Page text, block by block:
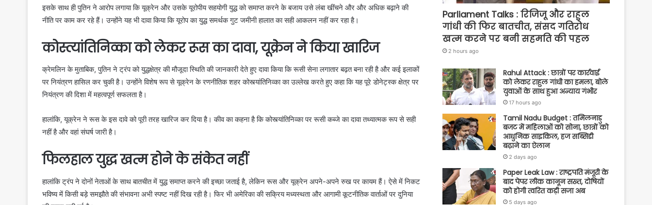
इसके साथ ही पुतिन ने आरोप लगाया कि यूक्रेन और उसके यूरोपीय सहयोगी युद्ध को समाप्त करने के बजाय उसे लंबा खींचने और और अधिक बढ़ाने की
नीति पर काम कर रहे हैं। उन्होंने यह भी दावा किया कि यूरोप का युद्ध समर्थक गुट जमीनी हालात का सही आकलन नहीं कर रहा है।
कोस्त्यांतिनिव्का को लेकर रूस का दावा, यूक्रेन ने किया खारिज
क्रेमलिन के मुताबिक, पुतिन ने ट्रंप को युद्धक्षेत्र की मौजूदा स्थिति की जानकारी देते हुए दावा किया कि रूसी सेना लगातार बढ़त बना रही है और कई इलाकों
पर नियंत्रण हासिल कर चुकी है। उन्होंने विशेष रूप से यूक्रेन के रणनीतिक शहर कोस्त्यांतिनिव्का का उल्लेख करते हुए कहा कि यह पूरे डोनेट्स्क क्षेत्र पर
नियंत्रण की दिशा में महत्वपूर्ण सफलता है।
हालांकि, यूक्रेन ने रूस के इस दावे को पूरी तरह खारिज कर दिया है। कीव का कहना है कि कोस्त्यांतिनिव्का पर रूसी कब्जे का दावा तथ्यात्मक रूप से सही
नहीं है और वहां संघर्ष जारी है।
फिलहाल युद्ध खत्म होने के संकेत नहीं
हालांकि ट्रंप ने दोनों नेताओं के साथ बातचीत में युद्ध समाप्त करने की इच्छा जताई है, लेकिन रूस और यूक्रेन अपने-अपने रुख पर कायम हैं। ऐसे में निकट
भविष्य में किसी बड़े समझौते की संभावना अभी स्पष्ट नहीं दिख रही है। फिर भी अमेरिका की सक्रिय मध्यस्थता और आगामी कूटनीतिक वार्ताओं पर दुनिया
Parliament Talks : रिजिजू और राहुल
गांधी की फिर बातचीत, संसद गतिरोध
खत्म करने पर बनी सहमति की पहल
2 hours ago
Rahul Attack : छात्रों पर कार्रवाई
को लेकर राहुल गांधी का हमला, बोले
युवाओं के साथ हुआ अन्याय गंभीर
17 hours ago
Tamil Nadu Budget : तमिलनाडु
बजट में महिलाओं को सोना, छात्रों को
आधुनिक साइकिल, हज सब्सिडी
बढ़ाने का ऐलान
2 days ago
Paper Leak Law : राष्ट्रपति मंजूरी के
बाद पेपर लीक कानून सख्त, दोषियों
को होगी त्वरित कड़ी सजा अब
5 days ago